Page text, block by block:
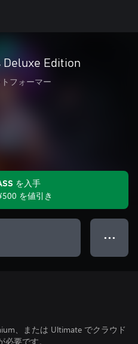
Deluxe Edition
フォーマー
を入手
を値引き
● ● ●
、または Ultimate でクラウド
要です。